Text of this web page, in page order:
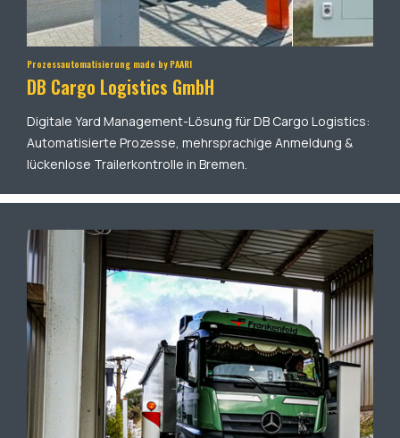
Prozessautomatisierung made by PAARI
DB Cargo Logistics GmbH
Digitale Yard Management-Lösung für DB Cargo Logistics:
Automatisierte Prozesse, mehrsprachige Anmeldung &
lückenlose Trailerkontrolle in Bremen.